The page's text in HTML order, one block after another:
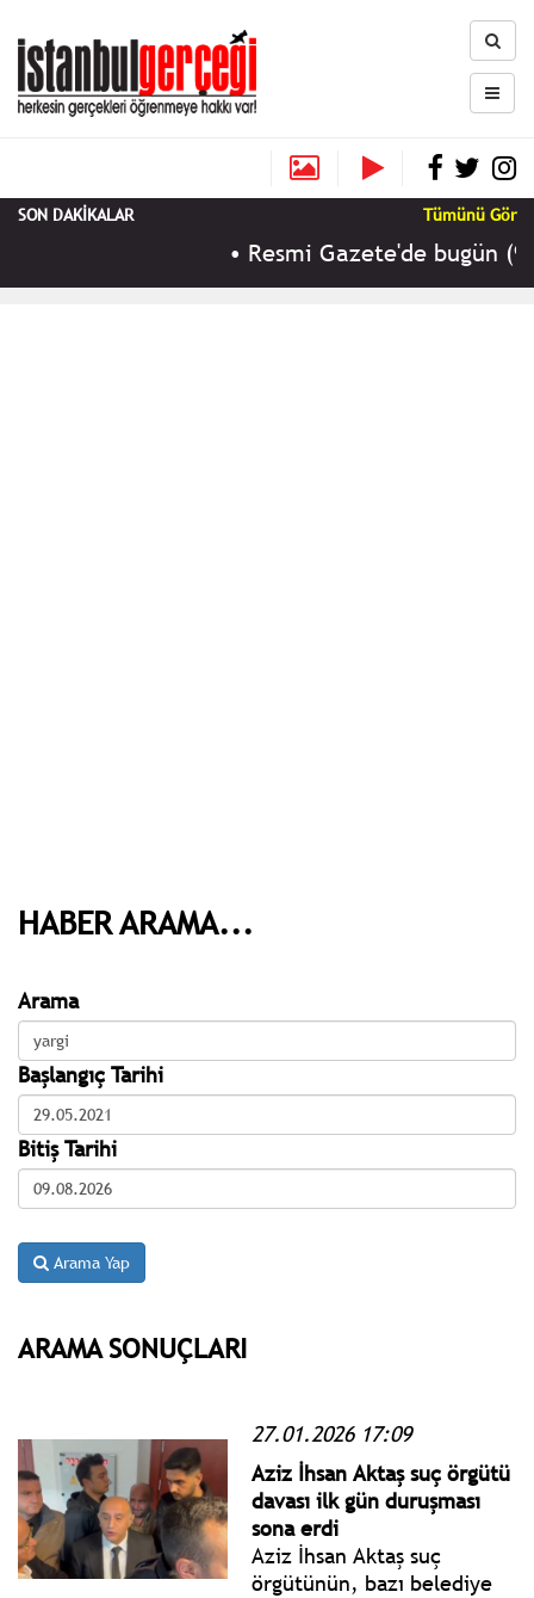
SON DAKİKALAR Tümünü Gör
Resmi Gazete'de bugün (9
HABER ARAMA...
Arama
Başlangıç Tarihi
Bitiş Tarihi
Arama Yap
ARAMA SONUÇLARI
27.01.2026 17:09
Aziz İhsan Aktaş suç örgütü
davası ilk gün duruşması
sona erdi
Aziz İhsan Aktaş suç
örgütünün, bazı belediye